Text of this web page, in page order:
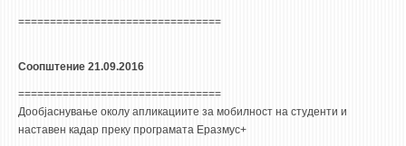
================================
Соопштение 21.09.2016
================================
Дообјаснување околу апликациите за мобилност на студенти и
наставен кадар преку програмата Еразмус+